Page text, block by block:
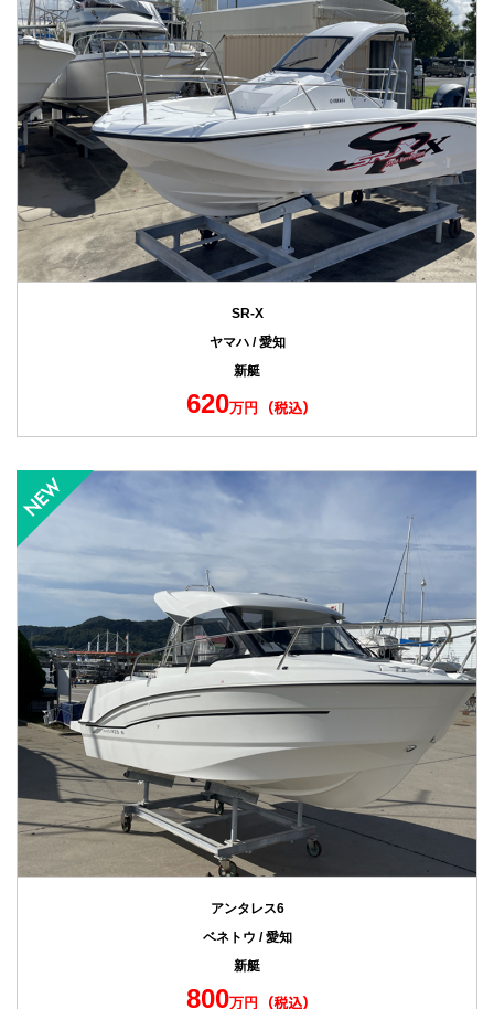
SR-X
ヤマハ / 愛知
新艇
620万円
アンタレス6
ベネトウ / 愛知
新艇
800万円